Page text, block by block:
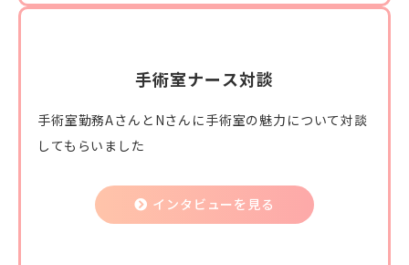
手術室ナース対談
手術室勤務AさんとNさんに手術室の魅力について対談
してもらいました
インタビューを見る